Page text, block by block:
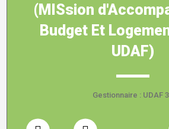
(MISsion
Budget Et
UDAF)
Gestionnaire : UDAF